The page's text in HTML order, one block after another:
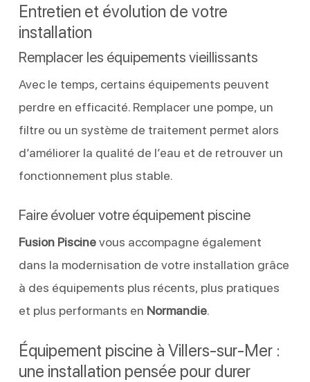
Entretien et évolution de votre
installation
Remplacer les équipements vieillissants
Avec le temps, certains équipements peuvent
perdre en efficacité. Remplacer une pompe, un
filtre ou un système de traitement permet alors
d’améliorer la qualité de l’eau et de retrouver un
fonctionnement plus stable.
Faire évoluer votre équipement piscine
Fusion Piscinevous accompagne également
dans la modernisation de votre installation grâce
à des équipements plus récents, plus pratiques
et plus performants en Normandie.
Équipement piscine à Villers-sur-Mer :
une installation pensée pour durer